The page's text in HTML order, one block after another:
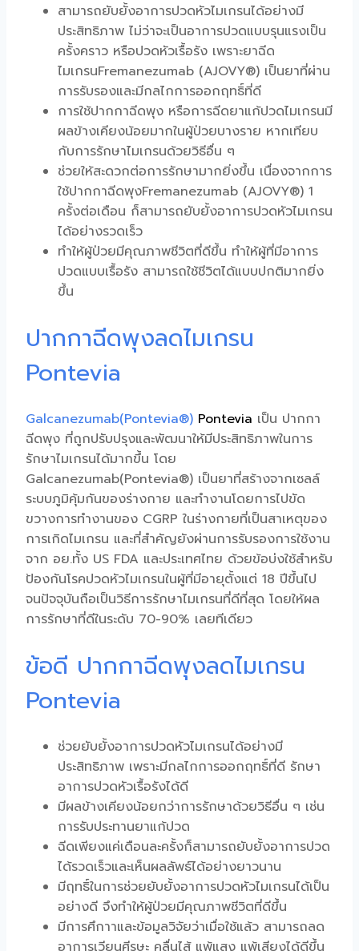
สามารถยับยั้งอาการปวดหัวไมเกรนได้อย่างมี
ประสิทธิภาพ ไม่ว่าจะเป็นอาการปวดแบบรุนแรงเป็น
ครั้งคราว หรือปวดหัวเรื้อรัง เพราะยาฉีด
ไมเกรนFremanezumab (AJOVY®) เป็นยาที่ผ่าน
การรับรองและมีกลไกการออกฤทธิ์ที่ดี
การใช้ปากกาฉีดพุง หรือการฉีดยาแก้ปวดไมเกรนมี
ผลข้างเคียงน้อยมากในผู้ป่วยบางราย หากเทียบ
กับการรักษาไมเกรนด้วยวิธีอื่น ๆ
ช่วยให้สะดวกต่อการรักษามากยิ่งขึ้น เนื่องจากการ
ใช้ปากกาฉีดพุงFremanezumab (AJOVY®) 1
ครั้งต่อเดือน ก็สามารถยับยั้งอาการปวดหัวไมเกรน
ได้อย่างรวดเร็ว
ทำให้ผู้ป่วยมีคุณภาพชีวิตที่ดีขึ้น ทำให้ผู้ที่มีอาการ
ปวดแบบเรื้อรัง สามารถใช้ชีวิตได้แบบปกติมากยิ่ง
ขึ้น
ปากกาฉีดพุงลดไมเกรน
Pontevia
Galcanezumab(Pontevia®) Pontevia เป็น ปากกา
ฉีดพุง ที่ถูกปรับปรุงและพัฒนาให้มีประสิทธิภาพในการ
รักษาไมเกรนได้มากขึ้น โดย
Galcanezumab(Pontevia®) เป็นยาที่สร้างจากเซลล์
ระบบภูมิคุ้มกันของร่างกาย และทำงานโดยการไปขัด
ขวางการทำงานของ CGRP ในร่างกายที่เป็นสาเหตุของ
การเกิดไมเกรน และที่สำคัญยังผ่านการรับรองการใช้งาน
จาก อย.ทั้ง US FDA และประเทศไทย ด้วยข้อบ่งใช้สำหรับ
ป้องกันโรคปวดหัวไมเกรนในผู้ที่มีอายุตั้งแต่ 18 ปีขึ้นไป
จนปัจจุบันถือเป็นวิธีการรักษาไมเกรนที่ดีที่สุด โดยให้ผล
การรักษาที่ดีในระดับ 70-90% เลยทีเดียว
ข้อดี ปากกาฉีดพุงลดไมเกรน
Pontevia
ช่วยยับยั้งอาการปวดหัวไมเกรนได้อย่างมี
ประสิทธิภาพ เพราะมีกลไกการออกฤทธิ์ที่ดี รักษา
อาการปวดหัวเรื้อรังได้ดี
มีผลข้างเคียงน้อยกว่าการรักษาด้วยวิธีอื่น ๆ เช่น
การรับประทานยาแก้ปวด
ฉีดเพียงแค่เดือนละครั้งก็สามารถยับยั้งอาการปวด
ได้รวดเร็วและเห็นผลลัพธ์ได้อย่างยาวนาน
มีฤทธิ์ในการช่วยยับยั้งอาการปวดหัวไมเกรนได้เป็น
อย่างดี จึงทำให้ผู้ป่วยมีคุณภาพชีวิตที่ดีขึ้น
มีการศึกาาและข้อมูลวิจัยว่าเมื่อใช้แล้ว สามารถลด
อาการเวียนศีรษะ คลื่นไส้ แพ้แสง แพ้เสียงได้ดีขึ้น